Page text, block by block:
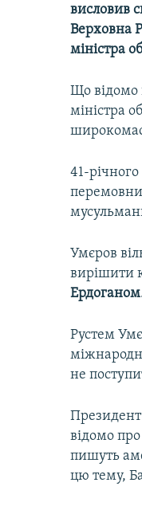
висловив
Верховна
міністра
Що
міністра
41-
Умєров
вирішити
Ердоганом
Рустем
не
відомо
пишуть
цю тему,